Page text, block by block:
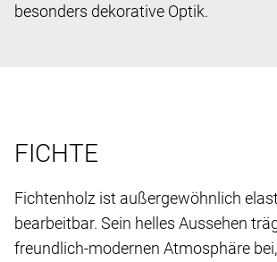
besonders dekorative Optik.
FICHTE
Fichtenholz ist außergewöhnlich
bearbeitbar. Sein helles Aussehen
freundlich-modernen Atmosphäre